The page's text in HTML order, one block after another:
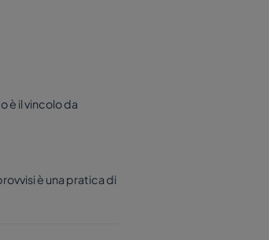
è il vincolo da
è una pratica di